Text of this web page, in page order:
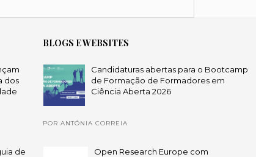
dos
de
BLOGS E WEBSITES
Candidaturas abertas para o Bootcamp
de Formação de Formadores em
Ciência Aberta 2026
POR ANTÓNIA CORREIA
Open Research Europe com